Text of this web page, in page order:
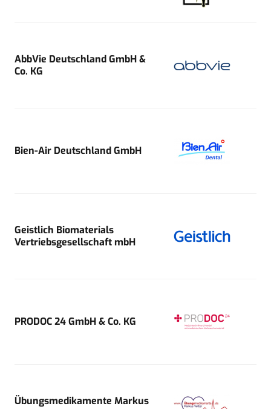
AbbVie Deutschland GmbH &
Co. KG
Bien-Air Deutschland GmbH
Geistlich Biomaterials
Vertriebsgesellschaft mbH
PRODOC 24 GmbH & Co. KG
Übungsmedikamente Markus